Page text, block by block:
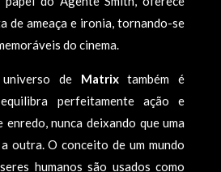
de ameaça e ironia, tornando-se
do cinema.
de Matrixtambém é
perfeitamente ação e
enredo, nunca deixando que uma
outra. O conceito de um mundo
humanos são usados como